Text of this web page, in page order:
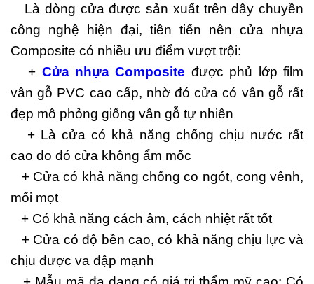
Là dòng cửa được sản xuất trên dây chuyền
công nghệ hiện đại, tiên tiến nên cửa nhựa
Composite có nhiều ưu điểm vượt trội:
+ Cửa nhựa Composite được phủ lớp film
vân gỗ PVC cao cấp, nhờ đó cửa có vân gỗ rất
đẹp mô phỏng giống vân gỗ tự nhiên
+ Là cửa có khả năng chống chịu nước rất
cao do đó cửa không ẩm mốc
+ Cửa có khả năng chống co ngót, cong vênh,
mối mọt
+ Có khả năng cách âm, cách nhiệt rất tốt
+ Cửa có độ bền cao, có khả năng chịu lực và
chịu được va đập mạnh